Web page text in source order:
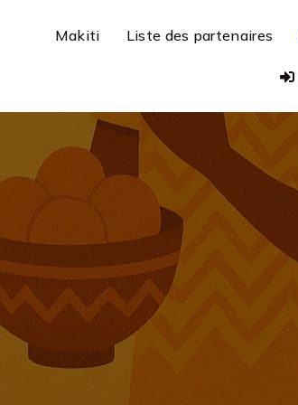
Makiti Liste des partenaires